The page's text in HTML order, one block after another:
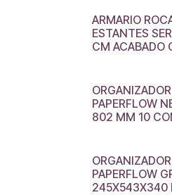
ARMARIO
ESTANTES
CM ACABADO
PAPERFLOW
802 MM 10
PAPERFLOW
245X543X340